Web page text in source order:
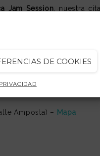
DE COOKIES
Jam Session, nuestra
entre compañeros,
del ámbito de las
Amposta) – Mapa